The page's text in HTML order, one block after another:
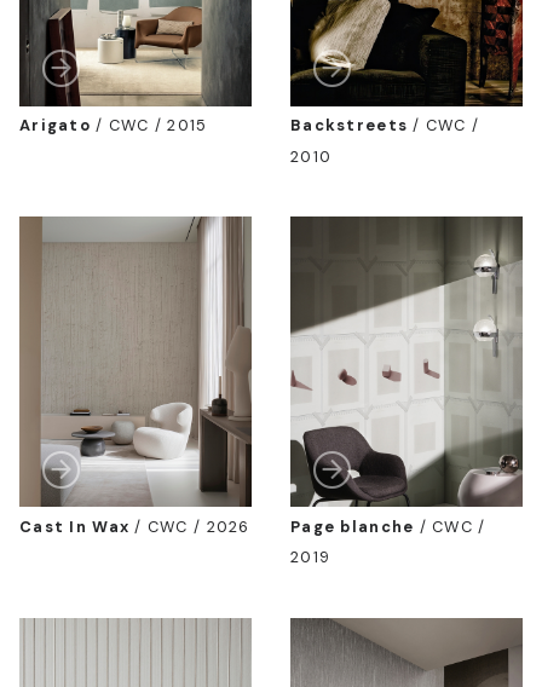
Arigato / CWC / 2015 Backstreets / CWC /
2010
Cast In Wax / CWC / 2026 Page blanche /CWC /
2019